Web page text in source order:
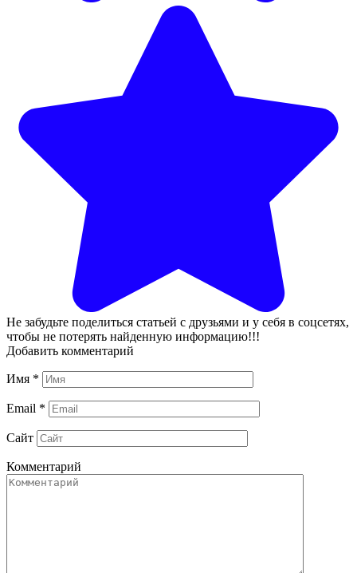
Не забудьте поделиться статьей с друзьями и у себя в соцсетях,
чтобы не потерять найденную информацию!!!
Добавить комментарий
Имя *
Email *
Сайт
Комментарий